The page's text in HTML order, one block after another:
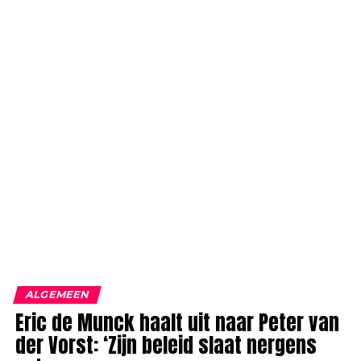
ALGEMEEN
Eric de Munck haalt uit naar Peter van
der Vorst: ‘Zijn beleid slaat nergens